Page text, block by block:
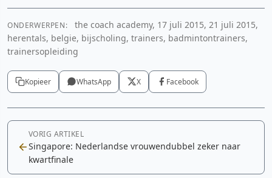
ONDERWERPEN:
the coach academy, 17 juli 2015, 21 juli 2015,
herentals, belgie, bijscholing, trainers, badmintontrainers,
trainersopleiding
Kopieer WhatsApp X Facebook
VORIG ARTIKEL
Singapore: Nederlandse vrouwendubbel zeker naar
kwartfinale